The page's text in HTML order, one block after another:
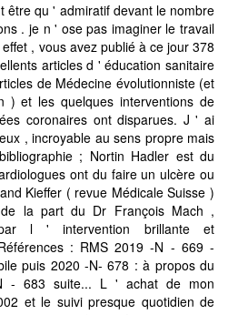
être qu ' admiratif devant le nombre
. je n ' ose pas imaginer le travail
, vous avez publié à ce jour 378
articles d ' éducation sanitaire
de Médecine évolutionniste (et
) et les quelques interventions de
coronaires ont disparues. J ' ai
, incroyable au sens propre mais
; Nortin Hadler est du
ont du faire un ulcère ou
Kieffer ( revue Médicale Suisse )
la part du Dr François Mach ,
par l ' intervention brillante et
: RMS 2019 -N - 669 -
puis 2020 -N- 678 : à propos du
- 683 suite... L ' achat de mon
et le suivi presque quotidien de